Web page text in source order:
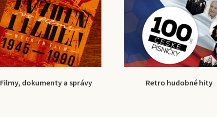
Filmy, dokumenty a správy Retro hudobné hity